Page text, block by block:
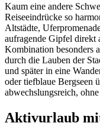
Kaum eine andere
Reiseeindrücke so
Altstädte,
aufragende Gipfel direkt
Kombination besonders
durch die Lauben der
und später in eine
oder tiefblaue Bergseen
abwechslungsreich,
Aktivurlaub